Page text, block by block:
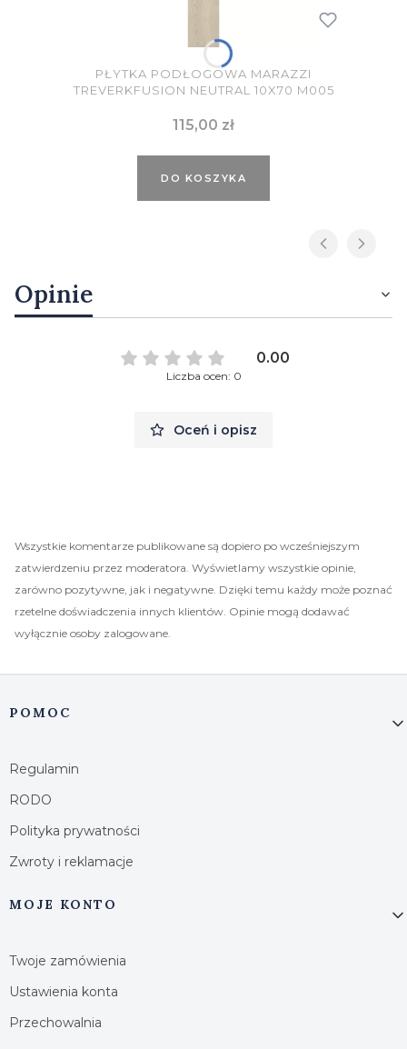
PŁYTKA PODŁOGOWA MARAZZI
TREVERKFUSION NEUTRAL 10X70 M005
Cena
115,00 zł
DO KOSZYKA
Opinie
0.00
Liczba ocen: 0
Oceń i opisz
Wszystkie komentarze publikowane są dopiero po wcześniejszym
zatwierdzeniu przez moderatora. Wyświetlamy wszystkie opinie,
zarówno pozytywne, jak i negatywne. Dzięki temu każdy może poznać
rzetelne doświadczenia innych klientów. Opinie mogą dodawać
wyłącznie osoby zalogowane.
Linki w stopce
POMOC
Regulamin
RODO
Polityka prywatności
Zwroty i reklamacje
MOJE KONTO
Twoje zamówienia
Ustawienia konta
Przechowalnia